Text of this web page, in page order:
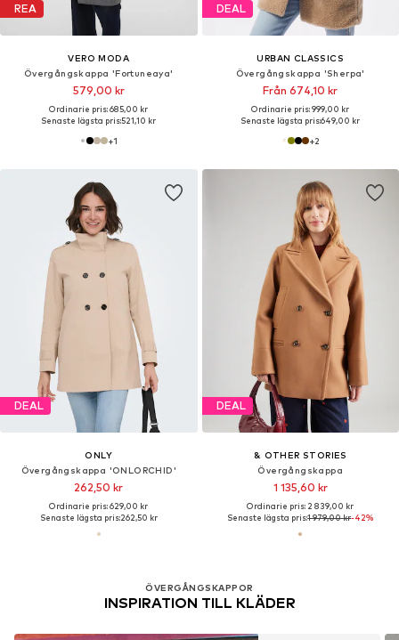
REA
VERO MODA
Övergångskappa 'Fortuneaya'
579,00 kr
Ordinarie pris: 685,00 kr
Senaste lägsta pris:521,10 kr
+1
DEAL
URBAN CLASSICS
Övergångskappa 'Sherpa'
Från 674,10 kr
Ordinarie pris: 999,00 kr
Senaste lägsta pris:649,00 kr
+2
DEAL
ONLY
Övergångskappa 'ONLORCHID'
262,50 kr
Ordinarie pris: 629,00 kr
Senaste lägsta pris:262,50 kr
DEAL
& OTHER STORIES
Övergångskappa
1 135,60 kr
Ordinarie pris: 2 839,00 kr
Senaste lägsta pris:1 979,00 kr-42%
ÖVERGÅNGSKAPPOR
INSPIRATION TILL KLÄDER